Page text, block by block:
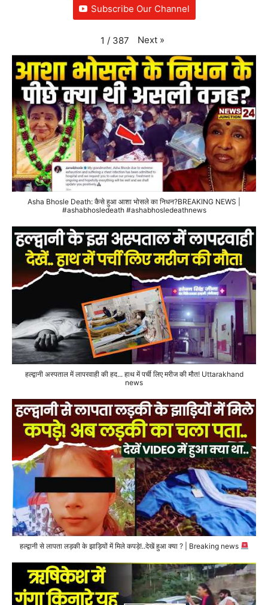
Subscribe Our Channel
1 / 387 Next »
Asha Bhosle Death: कैसे हुआ आशा भोसले का निधन?BREAKING NEWS |
#ashabhosledeath #ashabhosledeathnews
हल्द्वानी अस्पताल में लापरवाही की हद... हाथ में पर्ची लिए मरीज की मौत! Uttarakhand
news
हल्द्वानी से लापता लड़की के झाड़ियों में मिले कपड़े!..देखें हुआ क्या ? | Breaking news